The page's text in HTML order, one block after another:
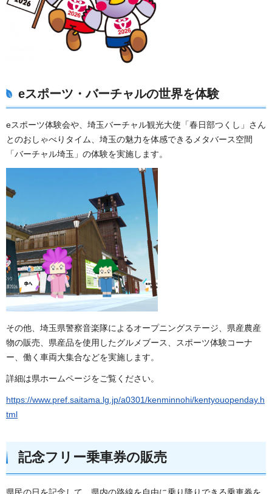
eスポーツ・バーチャルの世界を体験
eスポーツ体験会や、埼玉バーチャル観光大使「春日部つくし」さん
とのおしゃべりタイム、埼玉の魅力を体感できるメタバース空間
「バーチャル埼玉」の体験を実施します。
その他、埼玉県警察音楽隊によるオープニングステージ、県産農産
物の販売、県産品を使用したグルメブース、スポーツ体験コーナ
ー、働く車両大集合などを実施します。
詳細は県ホームページをご覧ください。
https://www.pref.saitama.lg.jp/a0301/kenminnohi/kentyouopenday.h
tml
記念フリー乗車券の販売